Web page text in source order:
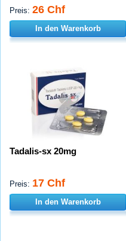
Preis: 26 Chf
In den Warenkorb
Tadalis-sx 20mg
Preis: 17 Chf
In den Warenkorb